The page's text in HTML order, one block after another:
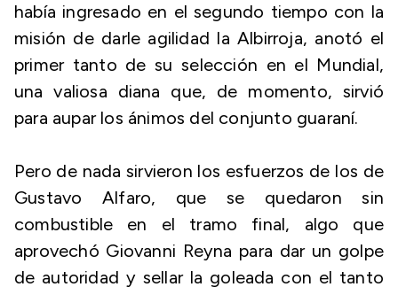
había ingresado en el segundo tiempo con la
misión de darle agilidad la Albirroja, anotó el
primer tanto de su selección en el Mundial,
una valiosa diana que, de momento, sirvió
para aupar los ánimos del conjunto guaraní.
Pero de nada sirvieron los esfuerzos de los de
Gustavo Alfaro, que se quedaron sin
combustible en el tramo final, algo que
aprovechó Giovanni Reyna para dar un golpe
de autoridad y sellar la goleada con el tanto